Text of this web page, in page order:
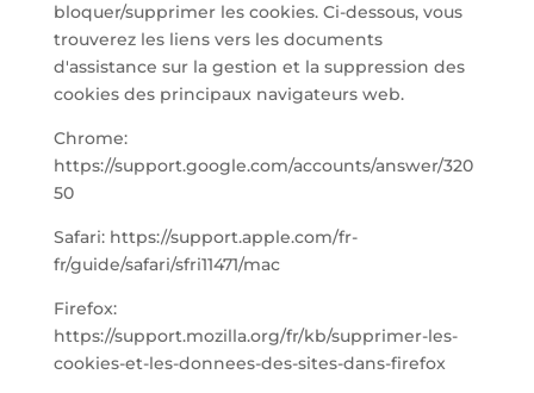
bloquer/supprimer les cookies. Ci-dessous, vous
trouverez les liens vers les documents
d'assistance sur la gestion et la suppression des
cookies des principaux navigateurs web.
Chrome:
https://support.google.com/accounts/answer/320
50
Safari: https://support.apple.com/fr-
fr/guide/safari/sfri11471/mac
Firefox:
https://support.mozilla.org/fr/kb/supprimer-les-
cookies-et-les-donnees-des-sites-dans-firefox